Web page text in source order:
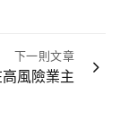
下一則文章
風險業主